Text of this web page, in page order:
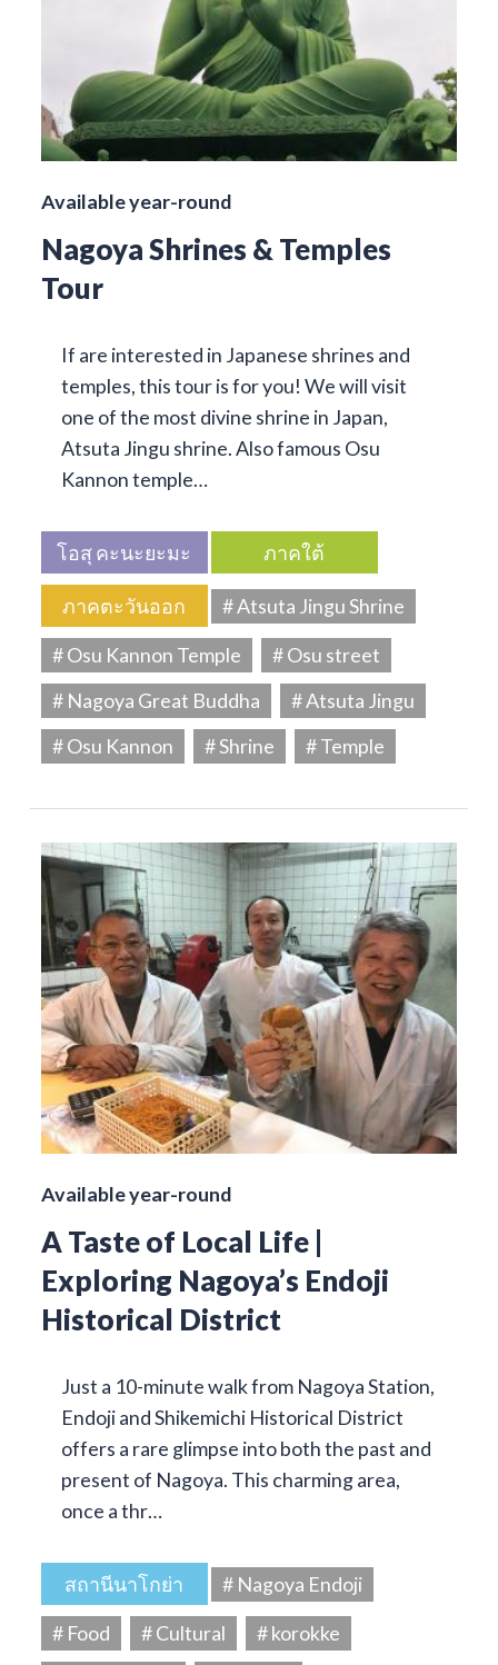
Available year-round
Nagoya Shrines & Temples
Tour
If are interested in Japanese shrines and
temples, this tour is for you! We will visit
one of the most divine shrine in Japan,
Atsuta Jingu shrine. Also famous Osu
Kannon temple…
โอสุ คะนะยะมะ ภาคใต้
ภาคตะวันออก
# Atsuta Jingu Shrine
# Osu Kannon Temple
# Osu street
# Nagoya Great Buddha
# Atsuta Jingu
# Osu Kannon
# Shrine # Temple
Available year-round
A Taste of Local Life |
Exploring Nagoya’s Endoji
Historical District
Just a 10-minute walk from Nagoya Station,
Endoji and Shikemichi Historical District
offers a rare glimpse into both the past and
present of Nagoya. This charming area,
once a thr…
สถานีนาโกย่า
# Nagoya Endoji
# Food
# Cultural
# korokke